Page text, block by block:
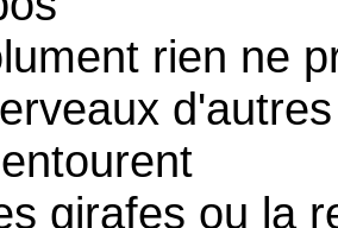
rien ne
girafes ou la